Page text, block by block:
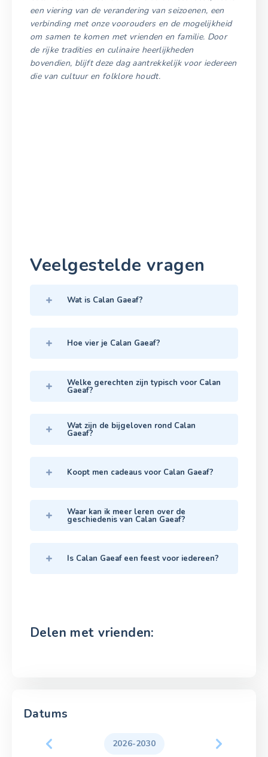
een viering van de verandering van seizoenen, een
verbinding met onze voorouders en de mogelijkheid
om samen te komen met vrienden en familie. Door
de rijke tradities en culinaire heerlijkheden
bovendien, blijft deze dag aantrekkelijk voor iedereen
die van cultuur en folklore houdt.
Veelgestelde vragen
Wat is Calan Gaeaf?
Hoe vier je Calan Gaeaf?
Welke gerechten zijn typisch voor Calan
Gaeaf?
Wat zijn de bijgeloven rond Calan
Gaeaf?
Koopt men cadeaus voor Calan Gaeaf?
Waar kan ik meer leren over de
geschiedenis van Calan Gaeaf?
Is Calan Gaeaf een feest voor iedereen?
Delen met vrienden:
Datums
2026-2030